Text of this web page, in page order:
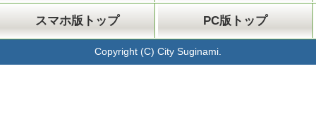
スマホ版トップ PC版トップ
Copyright (C) City Suginami.